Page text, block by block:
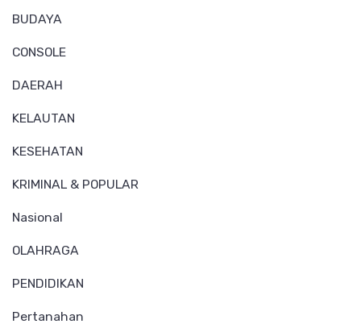
BUDAYA
CONSOLE
DAERAH
KELAUTAN
KESEHATAN
KRIMINAL & POPULAR
Nasional
OLAHRAGA
PENDIDIKAN
Pertanahan